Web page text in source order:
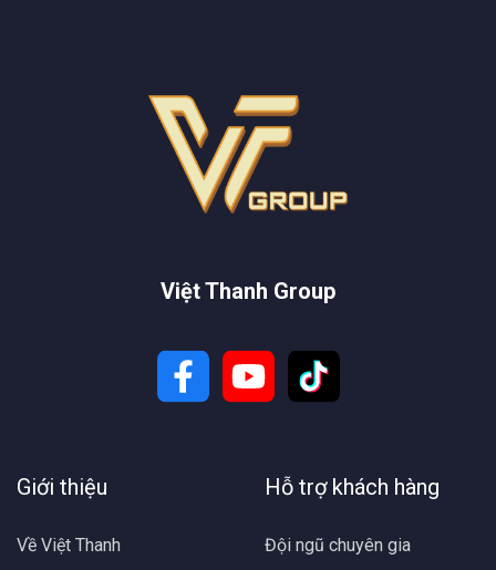
Việt Thanh Group
Giới thiệu
Về Việt Thanh
Hỗ trợ khách hàng
Đội ngũ chuyên gia